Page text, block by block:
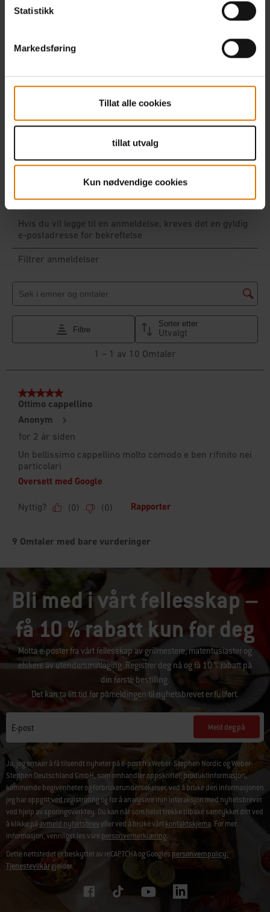
Statistikk
Markedsføring
Tillat alle cookies
tillat utvalg
Kun nødvendige cookies
Bli med i vårt fellesskap –
få 10 % rabatt kun for deg
Motta e-poster fra vårt fellesskap av grillmestere, matentusiaster og
elskere av utendørsmatlaging. Registrer deg nå og få 10 % rabatt på
din første bestilling.
Det kan ta litt tid før påmeldingen til nyhetsbrevet er fullført.
E-post Meld deg på
Ja, jeg ønsker å få tilsendt nyheter på e-post fra Weber-Stephen Nordic og Weber-
Stephen Deutschland GmbH, som omhandler oppskrifter, produktinformasjon,
kommende begivenheter og forbrukerundersøkelser, ved å bruke den informasjonen
jeg har oppgitt ved registrering og for å analysere min interaksjon med nyhetsbrevet
ved hjelp av sporingsverktøy. Du kan når som helst trekke tilbake samtykket ditt ved
å klikke påavmeld nyhetsbreveller ved å bruke vårtkontaktskjema. For mer
informasjon, vennligst les vårepersonvernerklæring.
Dette nettstedet er beskyttet av reCAPTCHA og Googlespersonvernpolicy.
Tjenestevilkårgjelder.